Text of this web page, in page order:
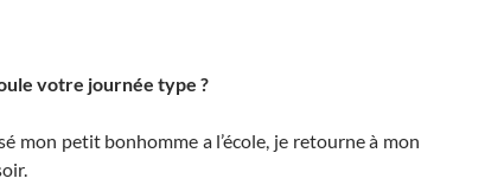
votre journée type ?
mon petit bonhomme a l’école, je retourne à mon